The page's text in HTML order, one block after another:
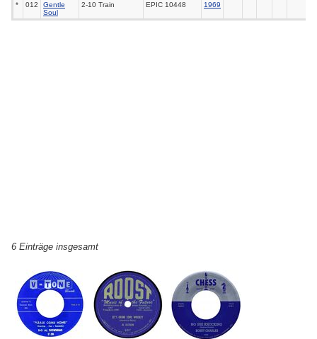
* 012
Gentle
Soul
2-10 Train EPIC 10448 1969
6 Einträge insgesamt